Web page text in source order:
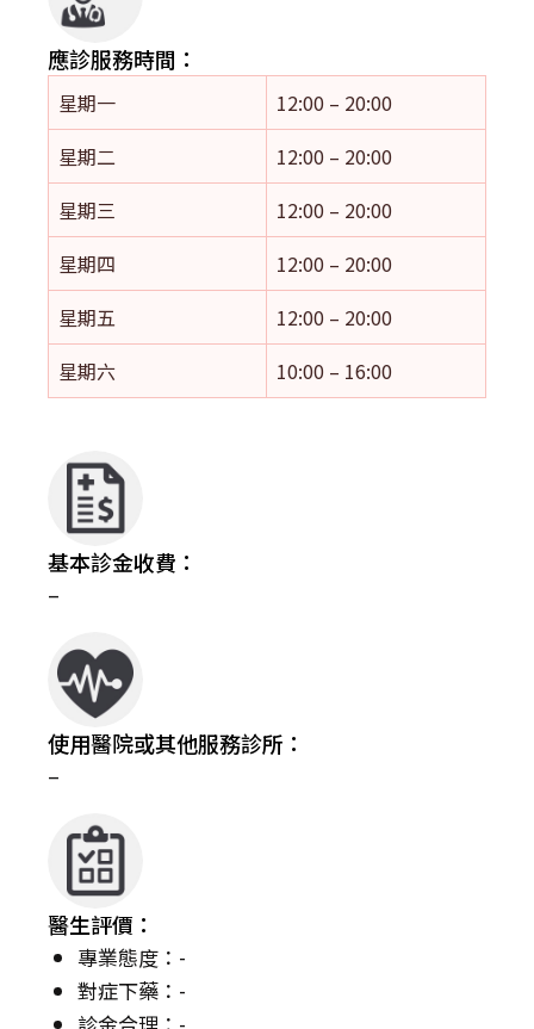
應診服務時間：
星期一
12:00 – 20:00
星期二
12:00 – 20:00
星期三
12:00 – 20:00
星期四
12:00 – 20:00
星期五
12:00 – 20:00
星期六
10:00 – 16:00
基本診金收費：
–
使用醫院或其他服務診所：
–
醫生評價：
專業態度：-
對症下藥：-